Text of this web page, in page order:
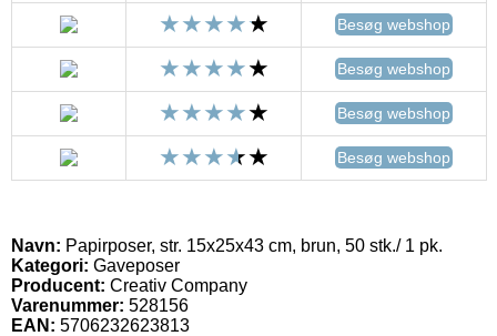
Besøg webshop
Besøg webshop
Besøg webshop
Besøg webshop
Navn: Papirposer, str. 15x25x43 cm, brun, 50 stk./ 1 pk.
Kategori: Gaveposer
Producent: Creativ Company
Varenummer: 528156
EAN: 5706232623813